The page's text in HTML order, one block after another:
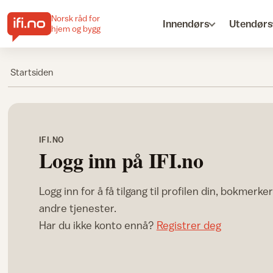
Norsk råd for
hjem og bygg
Innendørs Utendørs
Startsiden
IFI.NO
Logg inn på IFI.no
Logg inn for å få tilgang til profilen din,
andre tjenester.
Har du ikke konto ennå? Registrer deg